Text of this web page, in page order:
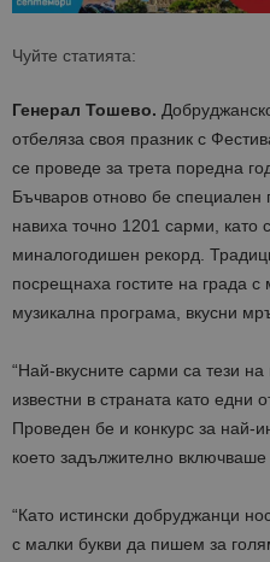
Чуйте статията:
Генерал Тошево.
отбеляза своя празник с
се проведе за трета поредна
Бъчваров отново бе специален
навиха точно 1201 сарми, като
миналогодишен рекорд.
посрещнаха гостите на града с
музикална програма, вкусни
“Най-вкусните сарми са тези
известни в страната като едни
Проведен бе и конкурс за най-
което задължително
“Като истински добруджанци
с малки букви да пишем за